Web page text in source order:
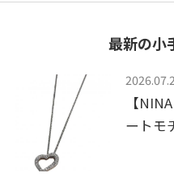
最新の小
【
ートモ